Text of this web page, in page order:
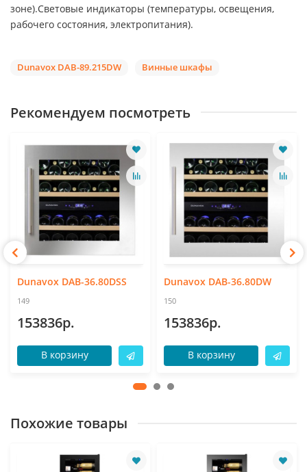
зоне).Световые индикаторы (температуры, освещения,
рабочего состояния, электропитания).
Dunavox DAB-89.215DW Винные шкафы
Рекомендуем посмотреть
Dunavox DAB-36.80DSS
149
153836р.
В корзину
Dunavox DAB-36.80DW
150
153836р.
В корзину
Похожие товары